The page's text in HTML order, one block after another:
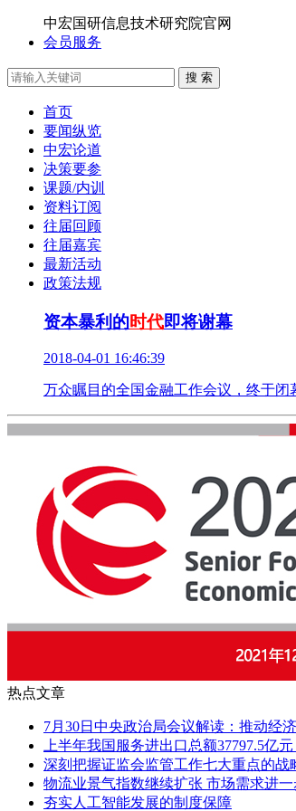
中宏国研信息技术研究院官网
会员服务
搜 索
首页
要闻纵览
中宏论道
决策要参
课题/内训
资料订阅
往届回顾
往届嘉宾
最新活动
政策法规
资本暴利的时代即将谢幕
2018-04-01 16:46:39
万众瞩目的全国金融工作会议，终于
热点文章
7月30日中央政治局会议解读：推动经
上半年我国服务进出口总额37797.5亿
深刻把握证监会监管工作七大重点的战
物流业景气指数继续扩张 市场需求进
夯实人工智能发展的制度保障